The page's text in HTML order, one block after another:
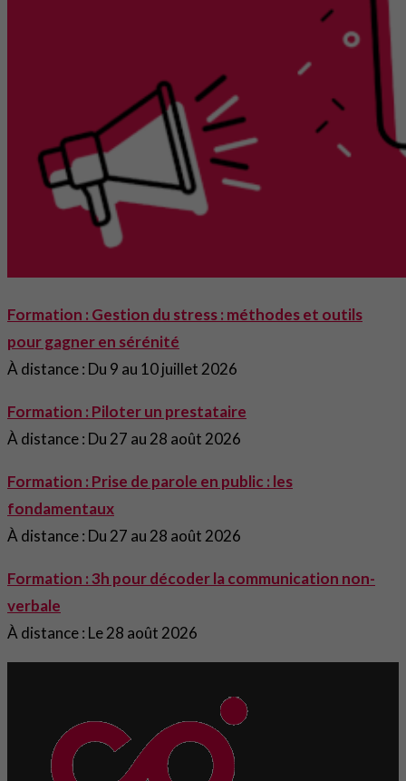
Formation : Gestion du stress : méthodes et outils
pour gagner en sérénité
À distance : Du 9 au 10 juillet 2026
Formation : Piloter un prestataire
À distance : Du 27 au 28 août 2026
Formation : Prise de parole en public : les
fondamentaux
À distance : Du 27 au 28 août 2026
Formation : 3h pour décoder la communication non-
verbale
À distance : Le 28 août 2026